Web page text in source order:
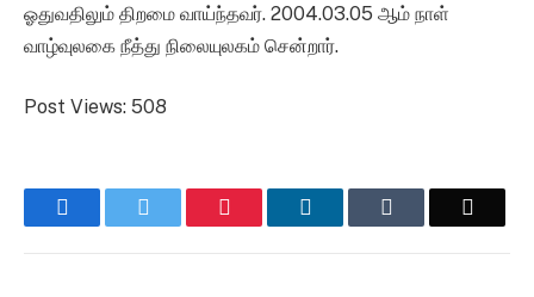
ஓதுவதிலும் திறமை வாய்ந்தவர். 2004.03.05 ஆம் நாள்
வாழ்வுலகை நீத்து நிலையுலகம் சென்றார்.
Post Views: 508
Facebook Pinterest LinkedIn